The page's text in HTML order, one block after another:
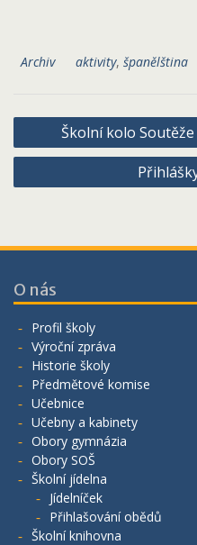
Archiv aktivity, španělština
Navigace
pro
Školní kolo
O nás
Profil školy
Výroční zpráva
Historie školy
Předmětové komise
Učebnice
Učebny a kabinety
Obory gymnázia
Obory SOŠ
Školní jídelna
Jídelníček
Přihlašování obědů
Školní knihovna